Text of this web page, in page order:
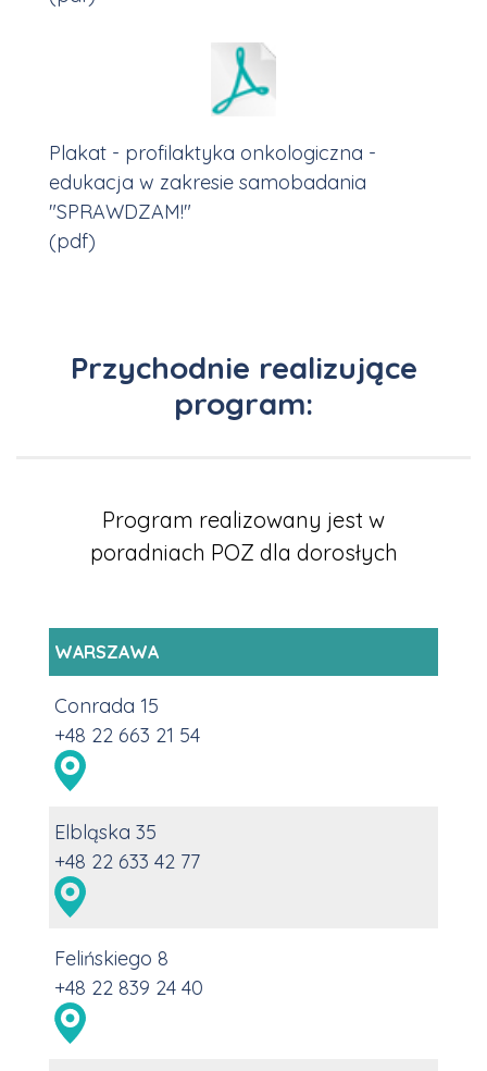
Plakat - profilaktyka onkologiczna -
edukacja w zakresie samobadania
"SPRAWDZAM!"
(pdf)
Przychodnie realizujące
program:
Program realizowany jest w
poradniach POZ dla dorosłych
WARSZAWA
Conrada 15
+48 22 663 21 54
Elbląska 35
+48 22 633 42 77
Felińskiego 8
+48 22 839 24 40